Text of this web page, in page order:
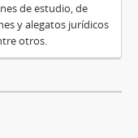
de estudio, de
y alegatos jurídicos
otros.